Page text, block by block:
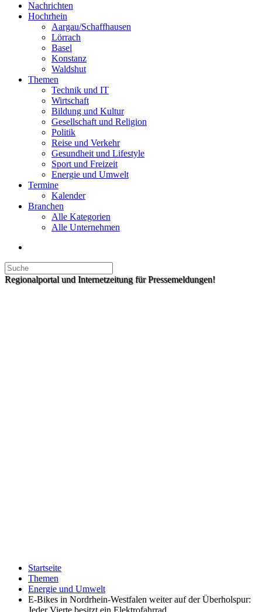
Nachrichten
Hochrhein
Aargau/Schaffhausen
Lörrach
Basel
Konstanz
Waldshut
Themen
Technik und IT
Wirtschaft
Bildung und Kultur
Gesellschaft und Religion
Politik
Reise und Verkehr
Gesundheit und Lifestyle
Sport und Freizeit
Energie und Umwelt
Termine
Kalender
Branchen
Alle Kategorien
Alle Unternehmen
Regionalportal und Internetzeitung für Pressemeldungen!
Startseite
Themen
Energie und Umwelt
E-Bikes in Nordrhein-Westfalen weiter auf der Überholspur:
Jeder Vierte besitzt ein Elektrofahrrad